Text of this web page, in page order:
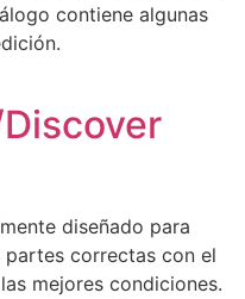
contiene algunas
diseñado para
partes correctas con el
mejores condiciones.